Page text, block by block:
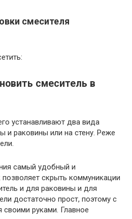
смесителя
смеситель в
устанавливают два вида
и раковины или на стену. Реже
самый удобный и
позволяет скрыть коммуникации
и для раковины и для
достаточно прост, поэтому с
руками. Главное